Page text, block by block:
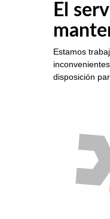
El
Estamos
disposición